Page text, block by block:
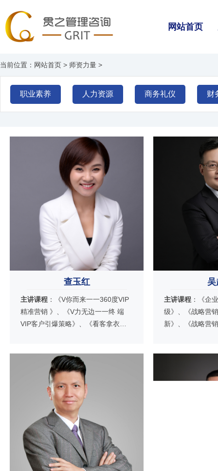
网站首页
当前位置： 网站首页 > 师资力量 >
职业素养 人力资源 商务礼仪 财
查玉红
主讲课程 ：《V你而来一一360度VIP
精准营销 》、《V力无边一一终 端
VIP客户引爆策略》、《看客拿衣一
实训营》、《明星卖手实战训练营》
吴
主讲课程 ：《企
级》、《战略营
新》、《战略营
造》、《营销总